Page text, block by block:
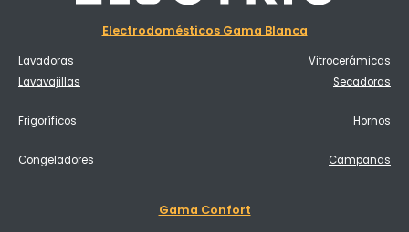
Electrodomésticos Gama Blanca
Lavadoras
Vitrocerámicas
Lavavajillas
Secadoras
Frigoríficos Hornos
Congeladores Campanas
Gama Confort